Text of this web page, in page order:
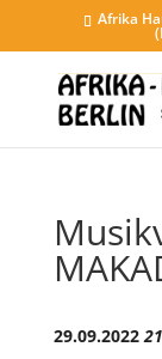
Afrika
29.09.2022